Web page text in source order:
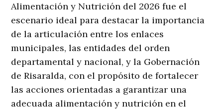
Alimentación y Nutrición del 2026 fue el
escenario ideal para destacar la importancia
de la articulación entre los enlaces
municipales, las entidades del orden
departamental y nacional, y la Gobernación
de Risaralda, con el propósito de fortalecer
las acciones orientadas a garantizar una
adecuada alimentación y nutrición en el